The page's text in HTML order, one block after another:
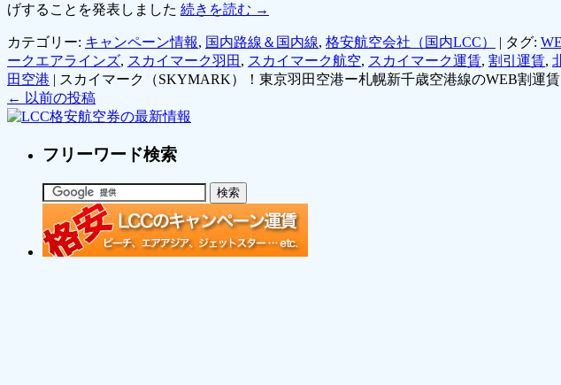
げすることを発表しました 続きを読む →
カテゴリー: キャンペーン情報, 国内路線＆国内線, 格安航空会社（国内LCC） | タグ:
ークエアラインズ, スカイマーク羽田 , スカイマーク航空, スカイマーク運賃, 割引運賃,
田空港 | スカイマーク（SKYMARK）！東京羽田空港ー札幌新千歳空港線のWEB割運
← 以前の投稿
フリーワード検索